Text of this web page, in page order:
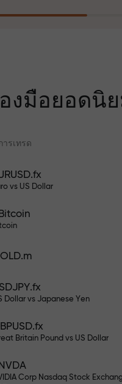
ฝากเงิน
ขาดทุนและรับประกันกำไร
ภายใน 6 เดือน เทรดอย่าง
เท่า X1000 ไม่ใช่การพิมพ์ผิ
คูณยิ่งสูง
รับทุก
การเท
กพอต
นจำนวน $333 —
ดแบบ
ะกันก
นัสสูง
องมือยอดนิ
ารเทรด
vs US Dollar
Dollar vs Japanese Yen
Britain Pound vs US Dollar
Corp Nasdaq Stock
โบนัสสำหรับเทร